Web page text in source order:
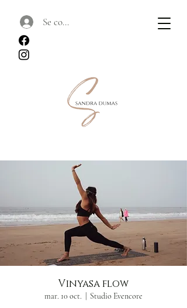
Se connecter
Vinyasa flow
mar. 10 oct. Studio Evencore